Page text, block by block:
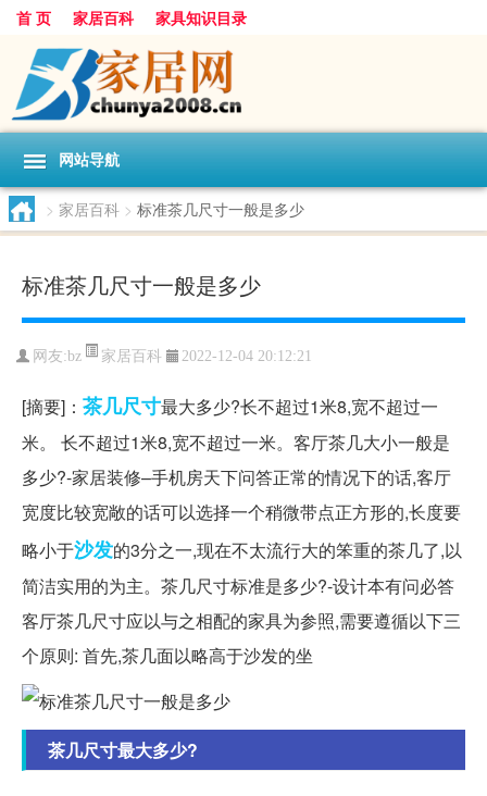
首 页 家居百科 家具知识目录
网站导航
> 家居百科 > 标准茶几尺寸一般是多少
标准茶几尺寸一般是多少
网友:bz 家居百科 2022-12-04 20:12:21
[摘要]： 茶几尺寸最大多少?长不超过1米8,宽不超过一
米。 长不超过1米8,宽不超过一米。客厅茶几大小一般是
多少?-家居装修–手机房天下问答正常的情况下的话,客厅
宽度比较宽敞的话可以选择一个稍微带点正方形的,长度要
略小于沙发的3分之一,现在不太流行大的笨重的茶几了,以
简洁实用的为主。茶几尺寸标准是多少?-设计本有问必答
客厅茶几尺寸应以与之相配的家具为参照,需要遵循以下三
个原则: 首先,茶几面以略高于沙发的坐
茶几尺寸最大多少?